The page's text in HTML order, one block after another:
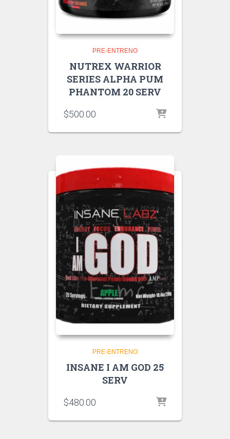
PRE-ENTRENO
NUTREX WARRIOR
SERIES ALPHA PUM
PHANTOM 20 SERV
$500.00
PRE-ENTRENO
INSANE I AM GOD 25
SERV
$480.00